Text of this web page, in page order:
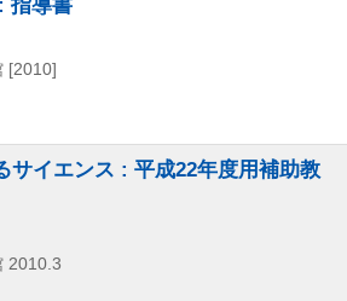
[2010]
サイエンス : 平成22年度用補助教
2010.3